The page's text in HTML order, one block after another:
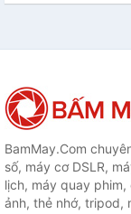
BamMay.Com
số, máy cơ DSLR,
lịch, máy quay
ảnh, thẻ nhớ, tripod,